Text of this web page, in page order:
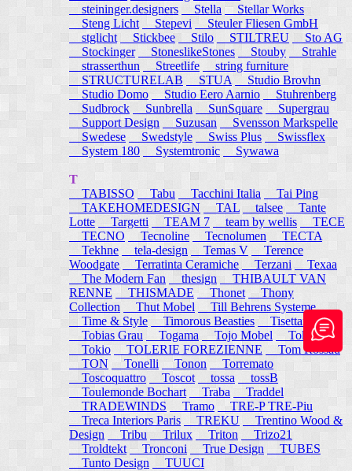
steininger.designers
Stella Stellar Works
Steng Licht
Stepevi
Steuler Fliesen GmbH
stglicht
Stickbee Stilo STILTREU
Sto AG
Stockinger
StoneslikeStones Stouby
Strahle
strasserthun
Streetlife
string furniture
STRUCTURELAB
STUA
Studio Brovhn
Studio Domo
Studio Eero Aarnio
Stuhrenberg
Sudbrock
Sunbrella SunSquare
Supergrau
Support Design
Suzusan
Svensson Markspelle
Swedese
Swedstyle Swiss Plus
Swissflex
System 180
Systemtronic Sywawa
T
TABISSO
Tabu Tacchini Italia
Tai Ping
TAKEHOMEDESIGN
TAL talsee
Tante
Lotte
Targetti TEAM 7 team by wellis
TECE
TECNO
Tecnoline Tecnolumen
TECTA
Tekhne
tela-design Temas V
Terence
Woodgate
Terratinta Ceramiche Terzani
Texaa
The Modern Fan
thesign
THIBAULT VAN
RENNE
THISMADE Thonet
Thony
Collection
Thut Mobel
Till Behrens Systeme
Time & Style
Timorous Beasties
Tisettanta
Tobias Grau
Togama Tojo Mobel
Token
Tokio
TOLERIE FOREZIENNE
Tom Rossau
TON
Tonelli Tonon
Torremato
Toscoquattro
Toscot tossa
tossB
Toulemonde Bochart
Traba
Traddel
TRADEWINDS
Tramo
TRE-P TRE-Piu
Treca Interiors Paris
TREKU
Trentino Wood &
Design
Tribu Trilux Triton
Trizo21
Troldtekt Tronconi True Design
TUBES
Tunto Design
TUUCI